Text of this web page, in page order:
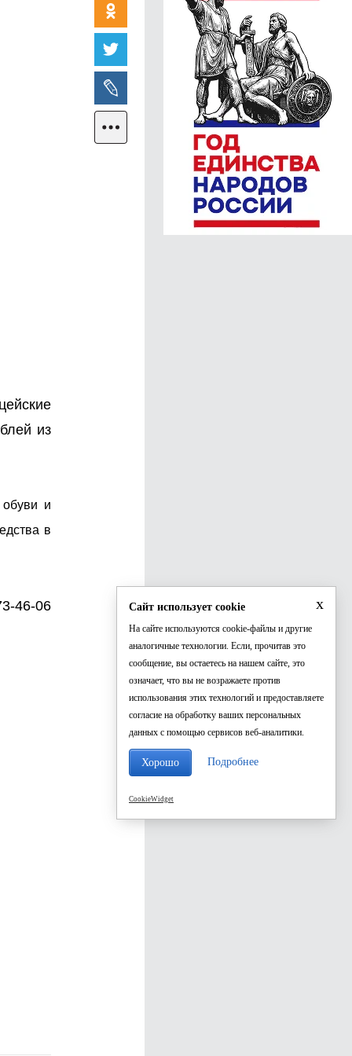
из
обуви и
в
46-06 x
Сайт использует cookie
На сайте используются cookie-файлы и другие
аналогичные технологии. Если, прочитав это
сообщение, вы остаетесь на нашем сайте, это
означает, что вы не возражаете против
использования этих технологий и предоставляете
согласие на обработку ваших персональных
данных с помощью сервисов веб-аналитики.
Хорошо Подробнее
CookieWidget